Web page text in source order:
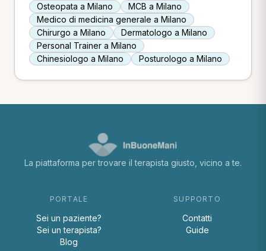
Osteopata a Milano
MCB a Milano
Medico di medicina generale a Milano
Chirurgo a Milano
Dermatologo a Milano
Personal Trainer a Milano
Chinesiologo a Milano
Posturologo a Milano
La piattaforma per trovare il terapista giusto, vicino a te.
PORTALE
Sei un paziente?
Sei un terapista?
Blog
SUPPORTO
Contatti
Guide